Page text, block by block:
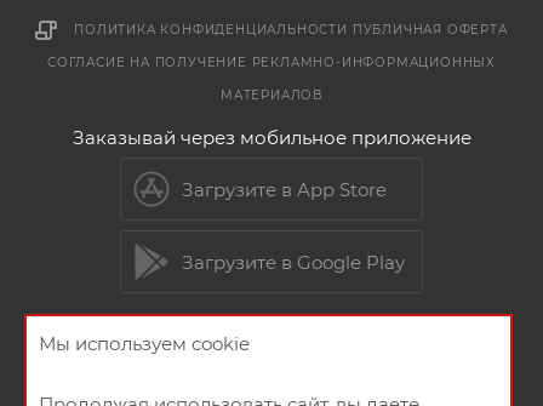
ПОЛИТИКА КОНФИДЕНЦИАЛЬНОСТИ ПУБЛИЧНАЯ ОФЕРТА
СОГЛАСИЕ НА ПОЛУЧЕНИЕ РЕКЛАМНО-ИНФОРМАЦИОННЫХ
МАТЕРИАЛОВ
Заказывай через мобильное приложение
Загрузите в App Store
Загрузите в Google Play
Мы используем cookie